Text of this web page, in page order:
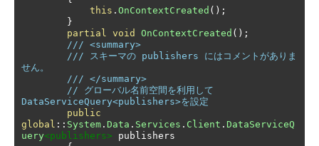
this . OnContextCreated ();
}
partial void OnContextCreated ();
/// <summary>
/// スキーマの publishers にはコメントがありま
せん。
/// </summary>
// グローバル名前空間を利用して
DataServiceQuery<publishers>を設定
public
global :: System . Data . Services . Client . DataServiceQ
uery<publishers> publishers